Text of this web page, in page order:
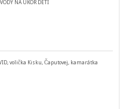
NA ÚKOR DETÍ
volička Kisku, Čaputovej, kamarátka